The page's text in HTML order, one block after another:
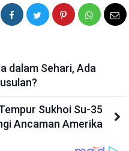
dalam Sehari, Ada
Sukhoi Su-35
Ancaman Amerika